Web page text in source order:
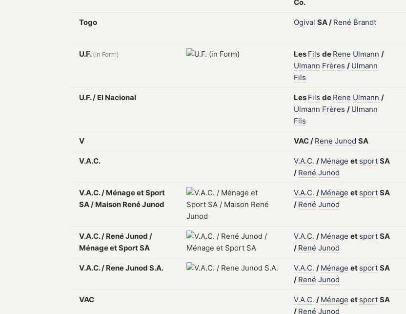
Co.
Togo Ogival SA/ René Brandt
U.F. (in Form) Les Fils de Rene Ulmann /
Ulmann Frères / Ulmann
Fils
U.F. / El Nacional Les Fils de Rene Ulmann /
Ulmann Frères / Ulmann
Fils
V VAC/ Rene Junod SA
V.A.C. V.A.C. / Ménage et sport SA
/ René Junod
V.A.C. / Ménage et Sport
SA / Maison René Junod
V.A.C. / Ménage et sport SA
/ René Junod
V.A.C. / René Junod /
Ménage et Sport SA
V.A.C. / Ménage et sport SA
/ René Junod
V.A.C. / Rene Junod S.A. V.A.C. / Ménage et sport SA
/ René Junod
VAC V.A.C. / Ménage et sport SA
/ René Junod